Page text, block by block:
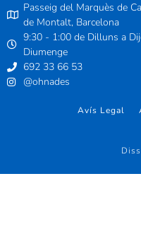
Passeig del Marquès de
de Montalt, Barcelona
9:30 - 1:00 de Dilluns a
Diumenge
692 33 66 53
@ohnades
Avís Legal